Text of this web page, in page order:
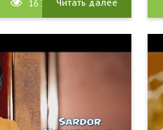
16 386